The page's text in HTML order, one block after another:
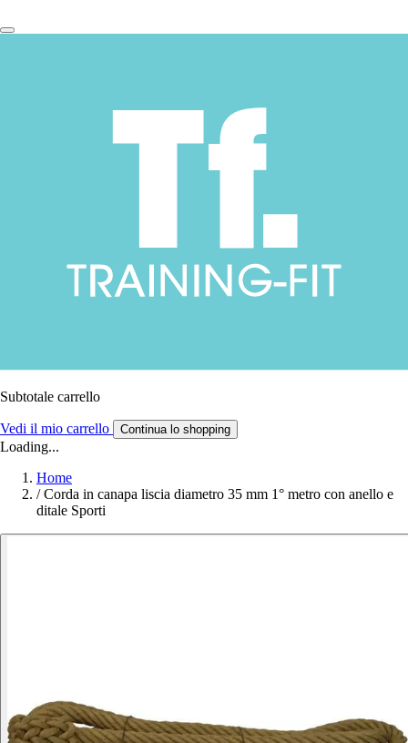
Subtotale carrello
Vedi il mio carrello Continua lo shopping
Loading...
Home
/ Corda in canapa liscia diametro 35 mm 1° metro con anello e
ditale Sporti